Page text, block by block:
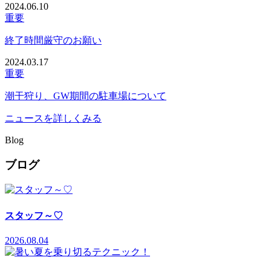
2024.06.10
重要
終了時間厳守のお願い
2024.03.17
重要
潮干狩り、GW期間の駐車場について
ニュースを詳しくみる
Blog
ブログ
スタッフ～♡
2026.08.04